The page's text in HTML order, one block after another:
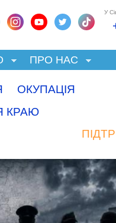
У
ПРО НАС
ОКУПАЦІЯ
КРАЮ